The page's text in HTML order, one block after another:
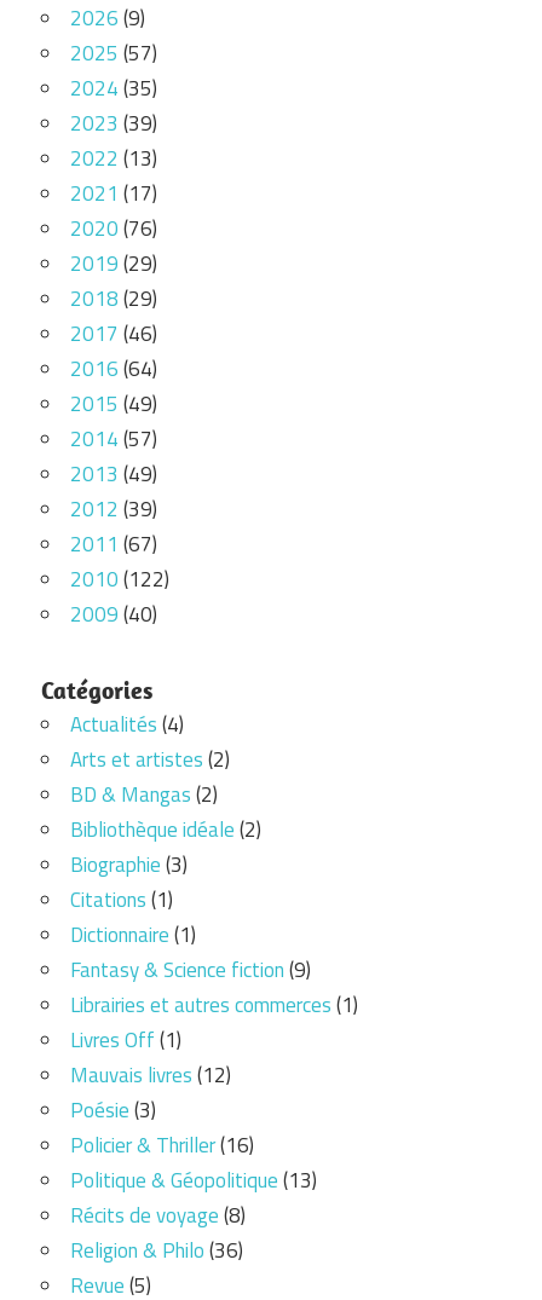
2026(9)
2025 (57)
2024(35)
2023 (39)
2022 (13)
2021 (17)
2020(76)
2019(29)
2018(29)
2017 (46)
2016(64)
2015 (49)
2014(57)
2013 (49)
2012 (39)
2011 (67)
2010(122)
2009(40)
Catégories
Actualités(4)
Arts et artistes(2)
BD & Mangas(2)
Bibliothèque idéale(2)
Biographie(3)
Citations(1)
Dictionnaire(1)
Fantasy & Science fiction(9)
Librairies et autres commerces(1)
Livres Off(1)
Mauvais livres(12)
Poésie(3)
Policier & Thriller(16)
Politique & Géopolitique(13)
Récits de voyage(8)
Religion & Philo(36)
Revue(5)